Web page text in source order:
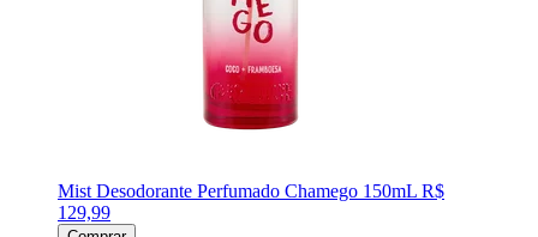
Mist Desodorante Perfumado Chamego 150mL R$
129,99